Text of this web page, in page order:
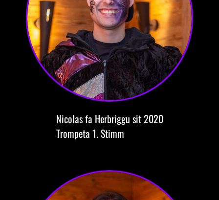
Nicolasfa Herbriggu sit 2020
Trompeta 1. Stimm